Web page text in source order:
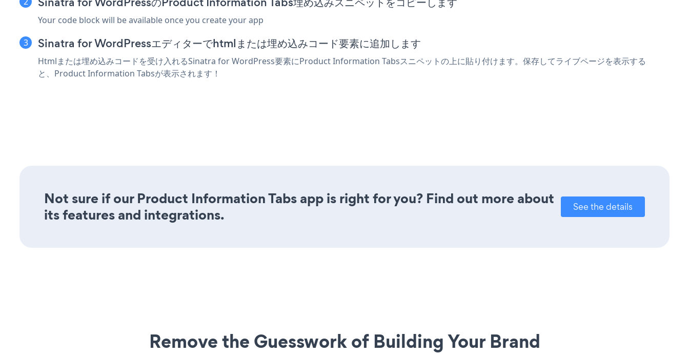
Your code block will be available once you create your app
Sinatra for WordPressエディターでhtmlまたは埋め込みコード要素に追加します
Htmlまたは埋め込みコードを受け入れるSinatra for WordPress要素にProduct Information Tabsスニペットの上に貼り付けます。保存してライブページを表示する
と、Product Information Tabsが表示されます！
Not sure if our Product Information Tabs app is right for you? Find out more about
its features and integrations.
See the details
Remove the Guesswork of Building Your Brand